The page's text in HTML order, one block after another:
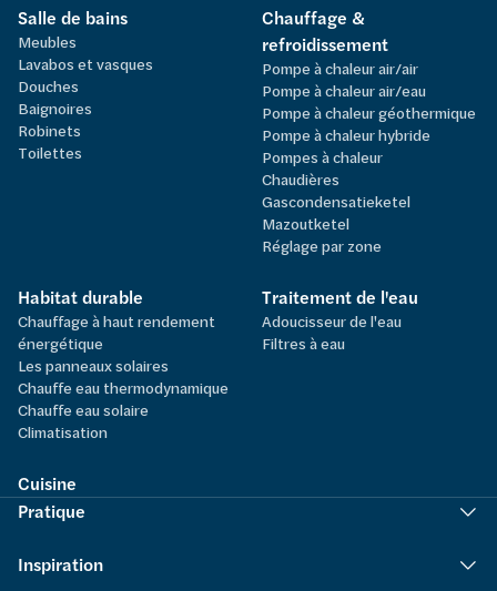
Salle de bains
Meubles
Lavabos et vasques
Douches
Baignoires
Robinets
Toilettes
Chauffage &
refroidissement
Pompe à chaleur air/air
Pompe à chaleur air/eau
Pompe à chaleur géothermique
Pompe à chaleur hybride
Pompes à chaleur
Chaudières
Gascondensatieketel
Mazoutketel
Réglage par zone
Habitat durable
Chauffage à haut rendement
énergétique
Les panneaux solaires
Chauffe eau thermodynamique
Chauffe eau solaire
Climatisation
Traitement de l'eau
Adoucisseur de l'eau
Filtres à eau
Cuisine
Pratique
Inspiration